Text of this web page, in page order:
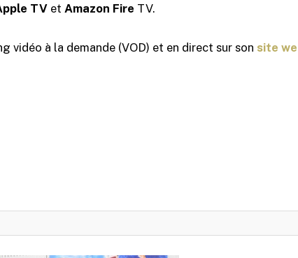
TV et Amazon Fire TV.
vidéo à la demande (VOD) et en direct sur son site